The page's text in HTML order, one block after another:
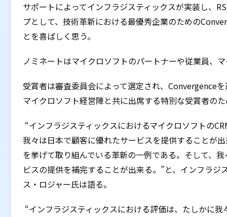
サポートによってインフラジスティックスが実装し、
プとして、技術革新における最優秀企業のための
とを喜ばしく思う。
ノミネートはマイクロソフトのパートナーや従業員、
受賞者は審査委員会によって選定され、Convergence
マイクロソフト経営陣と共に出席する特別な受賞者の
“インフラジスティックスにおけるマイクロソフトの
我々は日本で顧客に優れたサービスを提供することが
を挙げて取り組んでいる革新の一例である。そして、
ビスの提供を補完することが出来る。”と、インフラ
ス・ロジャー氏は語る。
“インフラジスティックスにおける評価は、たしかに